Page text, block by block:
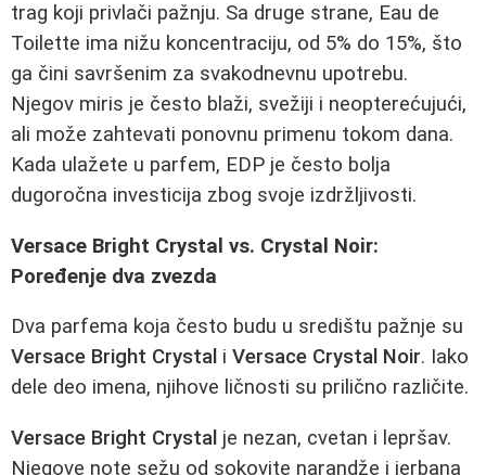
trag koji privlači pažnju. Sa druge strane, Eau de
Toilette ima nižu koncentraciju, od 5% do 15%, što
ga čini savršenim za svakodnevnu upotrebu.
Njegov miris je često blaži, svežiji i neopterećujući,
ali može zahtevati ponovnu primenu tokom dana.
Kada ulažete u parfem, EDP je često bolja
dugoročna investicija zbog svoje izdržljivosti.
Versace Bright Crystal vs. Crystal Noir:
Poređenje dva zvezda
Dva parfema koja često budu u središtu pažnje su
Versace Bright Crystal i Versace Crystal Noir. Iako
dele deo imena, njihove ličnosti su prilično različite.
Versace Bright Crystal je nezan, cvetan i lepršav.
Njegove note sežu od sokovite narandže i jerbana